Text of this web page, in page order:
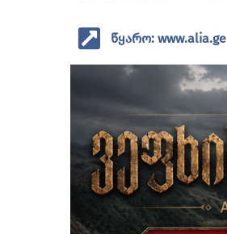
წყარო: www.alia.ge